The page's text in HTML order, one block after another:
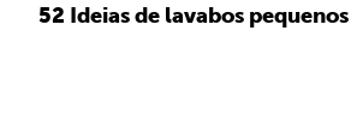
52 Ideias de lavabos pequenos